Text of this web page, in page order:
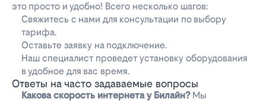
это просто и удобно! Всего несколько шагов:
Свяжитесь с нами для консультации по выбору
тарифа.
Оставьте заявку на подключение.
Наш специалист проведет установку оборудования
в удобное для вас время.
Ответы на часто задаваемые вопросы
Какова скорость интернета у Билайн?Мы